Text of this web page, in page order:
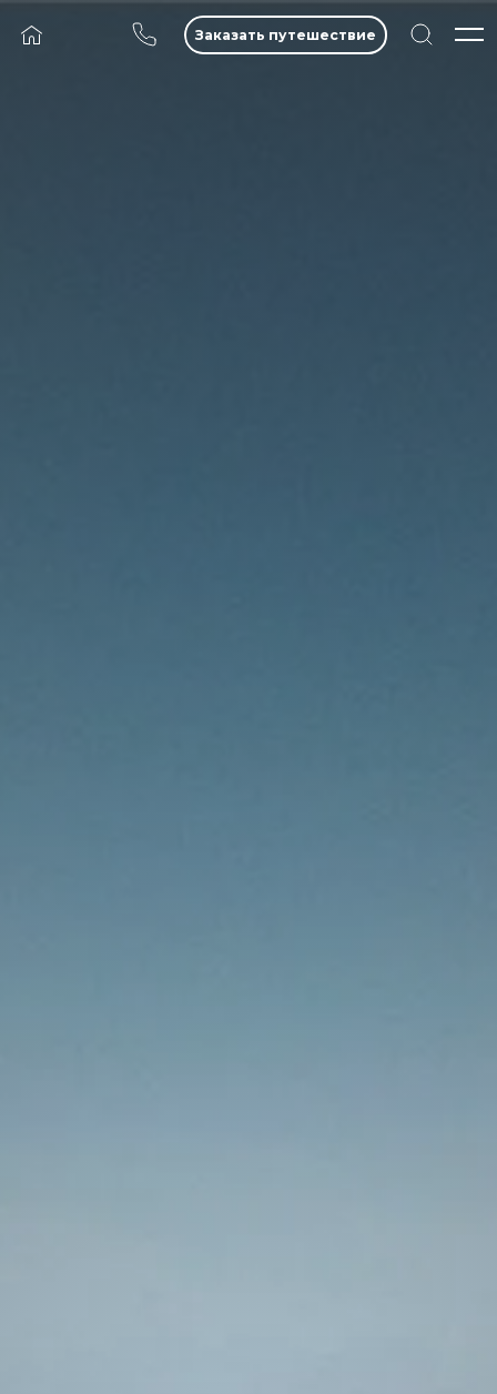
Заказать путешествие